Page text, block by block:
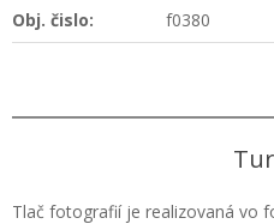
Obj. čislo: f0380
Tlač fotografií je realizovaná vo